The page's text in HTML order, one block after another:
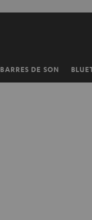
BARRES DE SON